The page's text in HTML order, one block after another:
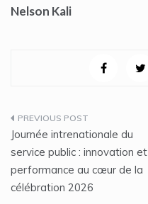
Nelson Kali
Navigation
de
l’article
Journée intrenationale du
service public : innovation et
performance au cœur de la
célébration 2026